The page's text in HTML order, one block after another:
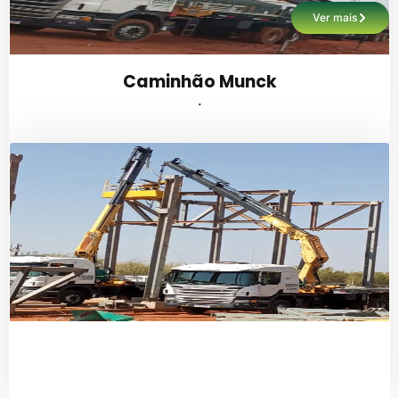
Ver mais
Caminhão Munck
.